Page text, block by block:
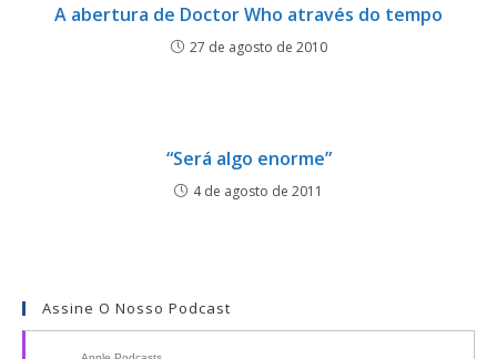
A abertura de Doctor Who através do tempo
27 de agosto de 2010
“Será algo enorme”
4 de agosto de 2011
Assine O Nosso Podcast